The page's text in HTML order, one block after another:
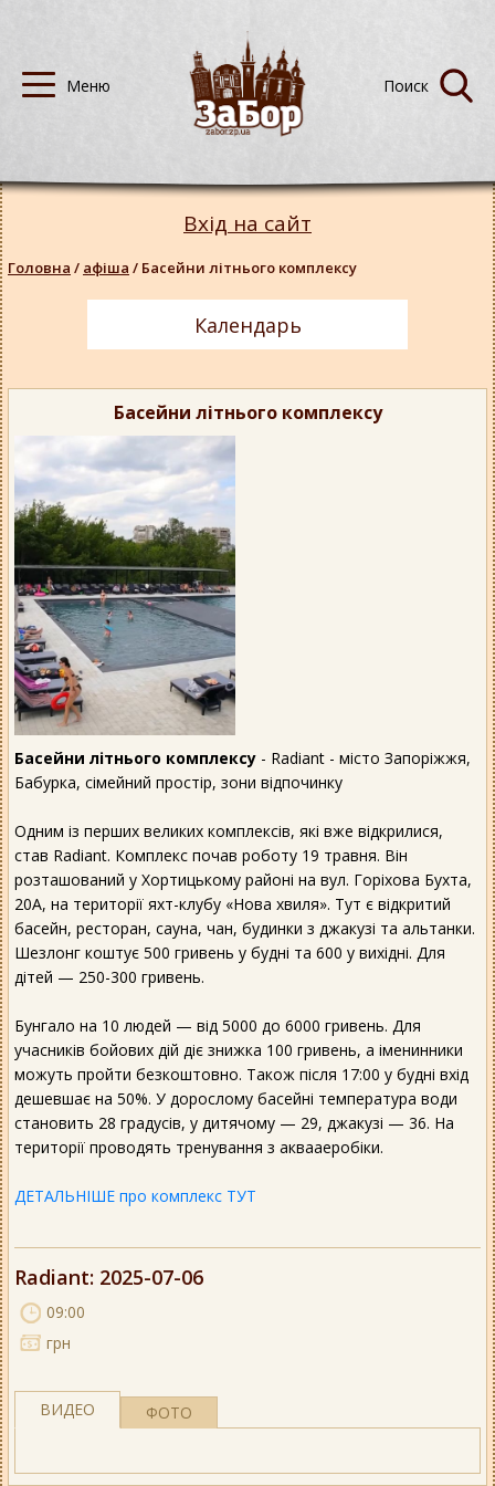
Басейни літнього комплексу
Басейни літнього комплексу - Radiant - місто Запоріжжя,
Бабурка, сімейний простір, зони відпочинку
Одним із перших великих комплексів, які вже відкрилися,
став Radiant. Комплекс почав роботу 19 травня. Він
розташований у Хортицькому районі на вул. Горіхова Бухта,
20А, на території яхт-клубу «Нова хвиля». Тут є відкритий
басейн, ресторан, сауна, чан, будинки з джакузі та альтанки.
Шезлонг коштує 500 гривень у будні та 600 у вихідні. Для
дітей — 250-300 гривень.
Бунгало на 10 людей — від 5000 до 6000 гривень. Для
учасників бойових дій діє знижка 100 гривень, а іменинники
можуть пройти безкоштовно. Також після 17:00 у будні вхід
дешевшає на 50%. У дорослому басейні температура води
становить 28 градусів, у дитячому — 29, джакузі — 36. На
території проводять тренування з аквааеробіки.
ДЕТАЛЬНІШЕ про комплекс ТУТ
Radiant: 2025-07-06
09:00
грн
ВИДЕО ФОТО
Вхід на сайт
Головна / афіша / Басейни літнього комплексу
Календарь